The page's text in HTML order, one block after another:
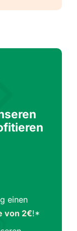
einen
von 2€!*